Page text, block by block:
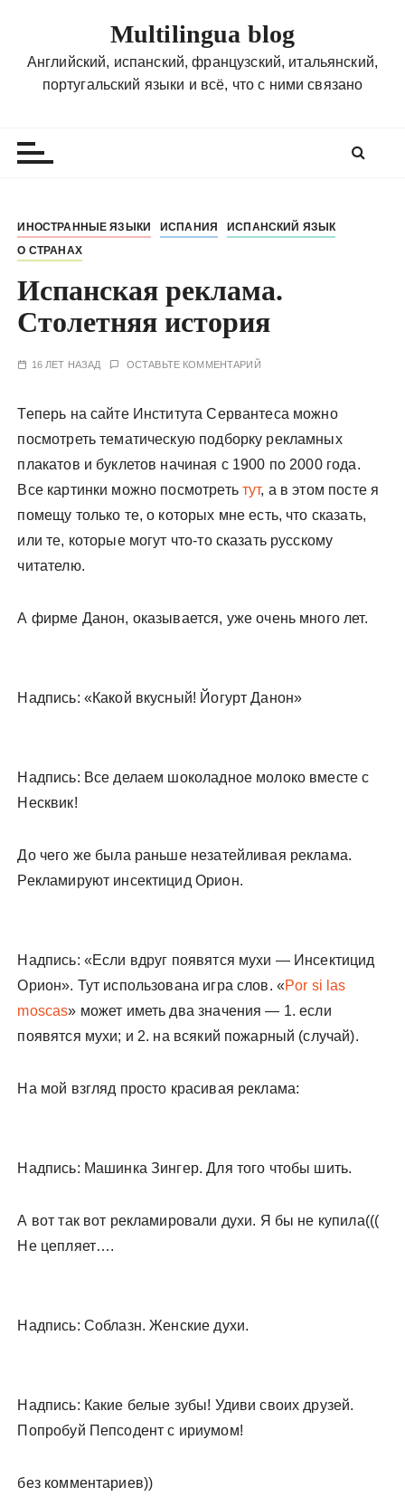
Multilingua blog
Английский, испанский, французский, итальянский,
португальский языки и всё, что с ними связано
ИНОСТРАННЫЕ ЯЗЫКИ ИСПАНИЯ
ИСПАНСКИЙ ЯЗЫК
О СТРАНАХ
Испанская реклама.
Столетняя история
16 ЛЕТ НАЗАД ОСТАВЬТЕ КОММЕНТАРИЙ
Теперь на сайте Института Сервантеса можно
посмотреть тематическую подборку рекламных
плакатов и буклетов начиная с 1900 по 2000 года.
Все картинки можно посмотреть тут, а в этом посте я
помещу только те, о которых мне есть, что сказать,
или те, которые могут что-то сказать русскому
читателю.
А фирме Данон, оказывается, уже очень много лет.
Надпись: «Какой вкусный! Йогурт Данон»
Надпись: Все делаем шоколадное молоко вместе с
Несквик!
До чего же была раньше незатейливая реклама.
Рекламируют инсектицид Орион.
Надпись: «Если вдруг появятся мухи — Инсектицид
Орион». Тут использована игра слов. «Por si las
moscas» может иметь два значения — 1. если
появятся мухи; и 2. на всякий пожарный (случай).
На мой взгляд просто красивая реклама:
Надпись: Машинка Зингер. Для того чтобы шить.
А вот так вот рекламировали духи. Я бы не купила(((
Не цепляет….
Надпись: Соблазн. Женские духи.
Надпись: Какие белые зубы! Удиви своих друзей.
Попробуй Пепсодент с ириумом!
без комментариев))